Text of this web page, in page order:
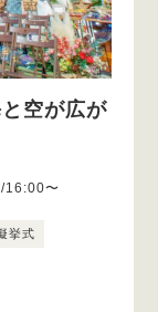
空が広が
16:00〜
挙式